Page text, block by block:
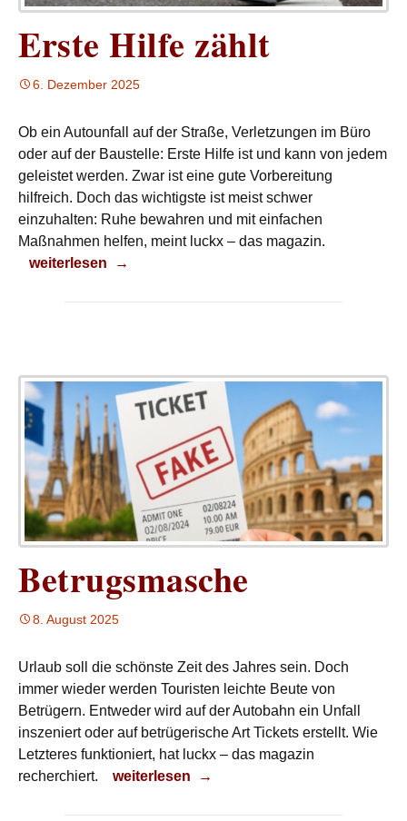
Erste Hilfe zählt
6. Dezember 2025
Ob ein Autounfall auf der Straße, Verletzungen im Büro
oder auf der Baustelle: Erste Hilfe ist und kann von jedem
geleistet werden. Zwar ist eine gute Vorbereitung
hilfreich. Doch das wichtigste ist meist schwer
einzuhalten: Ruhe bewahren und mit einfachen
Maßnahmen helfen, meint luckx – das magazin.
Erste Hilfe zählt
weiterlesen →
Betrugsmasche
8. August 2025
Urlaub soll die schönste Zeit des Jahres sein. Doch
immer wieder werden Touristen leichte Beute von
Betrügern. Entweder wird auf der Autobahn ein Unfall
inszeniert oder auf betrügerische Art Tickets erstellt. Wie
Letzteres funktioniert, hat luckx – das magazin
recherchiert.
Betrugsmasche
weiterlesen →